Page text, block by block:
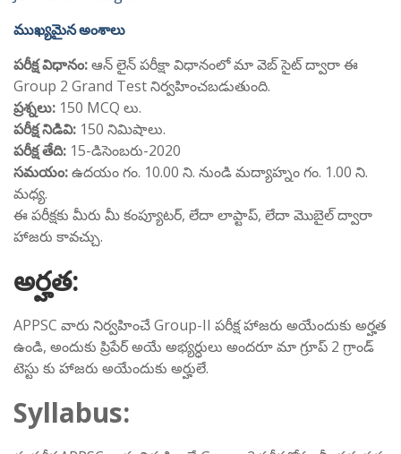
ముఖ్యమైన అంశాలు
పరీక్ష విధానం:ఆన్ లైన్ పరీక్షా విధానంలో మా వెబ్ సైట్ ద్వారా ఈ
Group 2 Grand Test నిర్వహించబడుతుంది.
ప్రశ్నలు: 150 MCQ లు.
పరీక్ష నిడివి: 150 నిమిషాలు.
పరీక్ష తేది: 15-డిసెంబరు-2020
సమయం:ఉదయం గం. 10.00 ని. నుండి మద్యాహ్నం గం. 1.00 ని.
మధ్య.
ఈ పరీక్షకు మీరు మీ కంప్యూటర్, లేదా లాప్టాప్, లేదా మొబైల్ ద్వారా
హాజరు కావచ్చు.
అర్హత:
APPSC వారు నిర్వహించే Group-II పరీక్ష హాజరు అయేందుకు అర్హత
ఉండి, అందుకు ప్రిపేర్ అయే అభ్యర్ధులు అందరూ మా గ్రూప్ 2 గ్రాండ్
టెస్టు కు హాజరు అయేందుకు అర్హులే.
Syllabus: